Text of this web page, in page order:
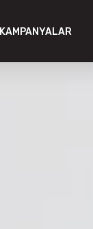
KAMPANYALAR